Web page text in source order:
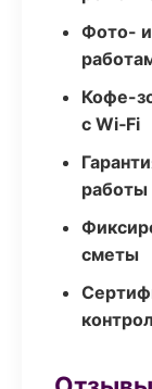
Фото-
Кофе-
с Wi‑Fi
работы
сметы